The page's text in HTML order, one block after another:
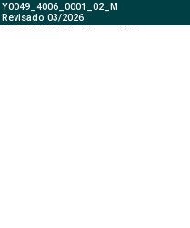
Y0049_4006_0001_02_M
Revisado 03/2026
© 2026 MMM Healthcare, LLC